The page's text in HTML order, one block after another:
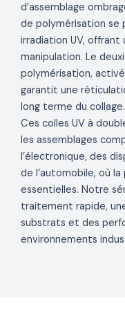
d’assemblage
de polymérisation se
irradiation UV, offrant
manipulation. Le
polymérisation,
garantit une
long terme du collage.
Ces colles UV à
les assemblages
l’électronique, des
de l’automobile, où
essentielles. Notre
traitement rapide,
substrats et des
environnements